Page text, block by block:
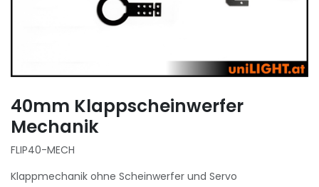
40mm Klappscheinwerfer
Mechanik
FLIP40-MECH
Klappmechanik ohne Scheinwerfer und Servo